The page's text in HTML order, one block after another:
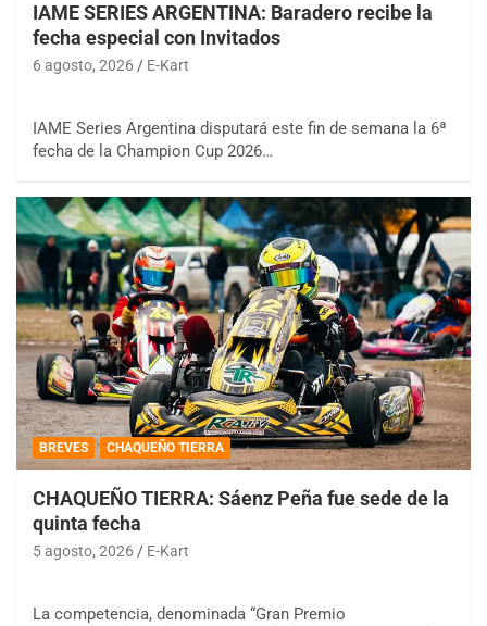
IAME SERIES ARGENTINA: Baradero recibe la
fecha especial con Invitados
6 agosto, 2026 E-Kart
IAME Series Argentina disputará este fin de semana la 6ª
fecha de la Champion Cup 2026…
BREVES CHAQUEÑO TIERRA
CHAQUEÑO TIERRA: Sáenz Peña fue sede de la
quinta fecha
5 agosto, 2026 E-Kart
La competencia, denominada “Gran Premio